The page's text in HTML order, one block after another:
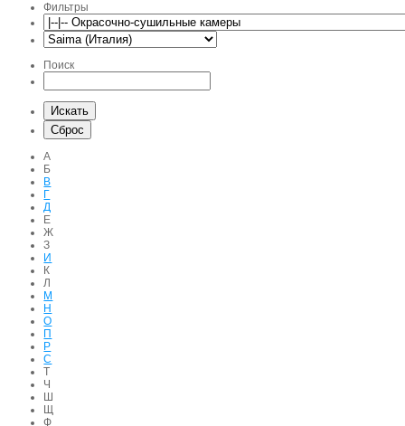
Фильтры
Поиск
А
Б
В
Г
Д
Е
Ж
З
И
К
Л
М
Н
О
П
Р
С
Т
Ч
Ш
Щ
Ф